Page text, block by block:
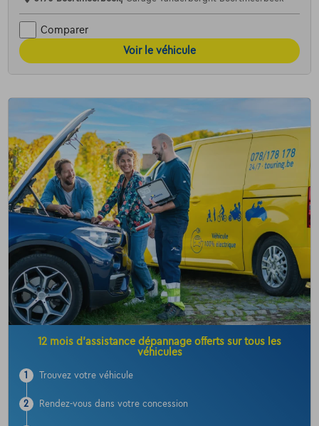
Comparer
Voir le véhicule
12 mois d’assistance dépannage offerts sur tous les
véhicules
1 Trouvez votre véhicule
2 Rendez-vous dans votre concession